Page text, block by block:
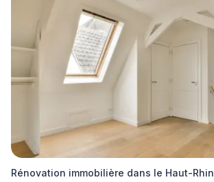
Rénovation immobilière dans le Haut-Rhin